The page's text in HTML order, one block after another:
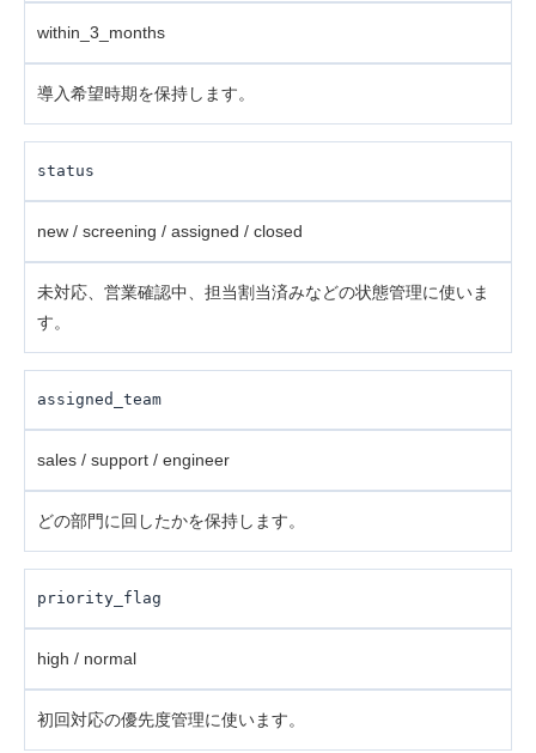
within_3_months
導入希望時期を保持します。
status
new / screening / assigned / closed
未対応、営業確認中、担当割当済みなどの状態管理に使いま
す。
assigned_team
sales / support / engineer
どの部門に回したかを保持します。
priority_flag
high / normal
初回対応の優先度管理に使います。